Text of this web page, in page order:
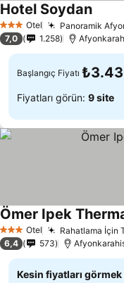
3 YıldızOtel Panoramik
Hotel Soydan
7,0 1.258
Başlangıç Fiyatı
Fiyatları görün: 9 site
3 YıldızOtel Rahatlama İçin
Ömer Ipek
6,4 573
Kesin fiyatları